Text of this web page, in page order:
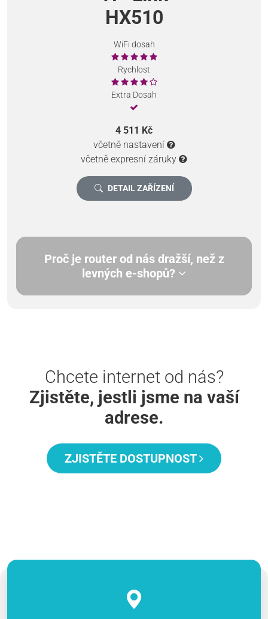
HX510
WiFi dosah
Rychlost
Extra Dosah
4 511 Kč
včetně nastavení
včetně expresní záruky
DETAIL ZAŘÍZENÍ
Proč je router od nás dražší, než z
levných e-shopů?
Chcete internet od nás?
Zjistěte, jestli jsme na vaší
adrese.
ZJISTĚTE DOSTUPNOST